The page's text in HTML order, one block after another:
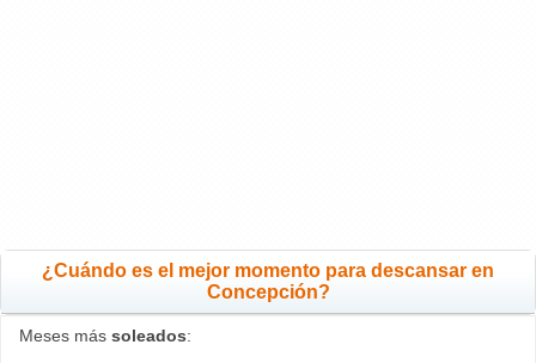
¿Cuándo es el mejor momento para descansar en
Concepción?
Meses más soleados: